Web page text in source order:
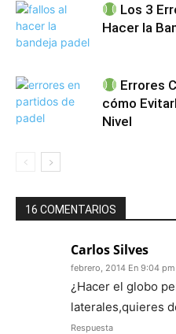
Los 3
Hacer la
Errores
cómo
Nivel
16 COMENTARIOS
Carlos Silves
febrero, 2014 En 9:04 pm
¿Hacer el globo
laterales,quieres
Respuesta